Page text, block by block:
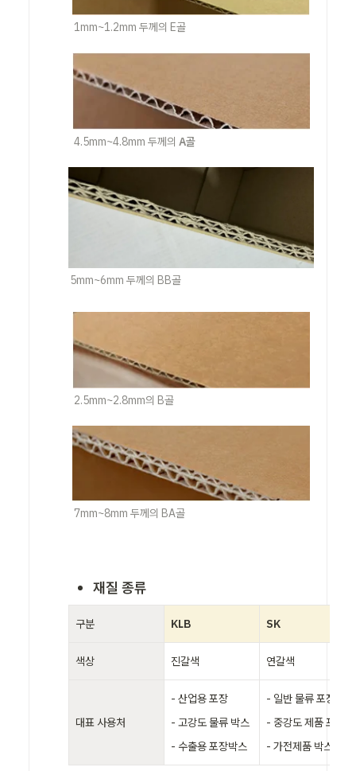
1mm~1.2mm 두께의 E골
4.5mm~4.8mm 두께의 A골
5mm~6mm 두께의 BB골
2.5mm~2.8mm의 B골
7mm~8mm 두께의 BA골
재질 종류
구분 KLB SK
색상 진갈색 연갈색
대표 사용처
- 산업용 포장
- 고강도 물류 박스
- 수출용 포장박스
- 일반 물류 포장
- 중강도 제품 포장
- 가전제품 박스